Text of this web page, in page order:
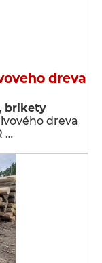
dreva
brikety
dreva
…